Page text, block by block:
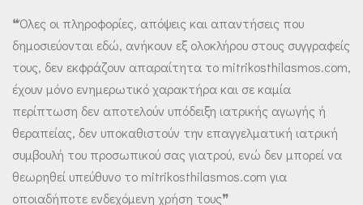
❝Όλες οι πληροφορίες, απόψεις και απαντήσεις που
δημοσιεύονται εδώ, ανήκουν εξ ολοκλήρου στους συγγραφείς
τους, δεν εκφράζουν απαραίτητα το mitrikosthilasmos.com,
έχουν μόνο ενημερωτικό χαρακτήρα και σε καμία
περίπτωση δεν αποτελούν υπόδειξη ιατρικής αγωγής ή
θεραπείας, δεν υποκαθιστούν την επαγγελματική ιατρική
συμβουλή του προσωπικού σας γιατρού, ενώ δεν μπορεί να
θεωρηθεί υπεύθυνο το mitrikosthilasmos.com για
οποιαδήποτε ενδεχόμενη χρήση τους❞